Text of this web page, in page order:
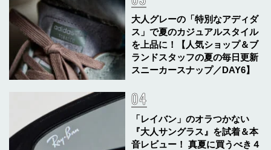
大人グレーの「特別なアディダ
ス」で夏のカジュアルスタイル
を上品に！【人気ショップ＆ブ
ランドスタッフの夏の毎日更新
スニーカースナップ／DAY6】
「レイバン」のオラつかない
『大人サングラス』を試着＆本
音レビュー！ 真夏に買うべき４